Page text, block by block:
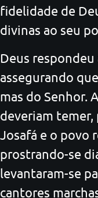
fidelidade de
divinas ao seu
Deus
assegurando
mas do Senhor.
deveriam temer,
Josafá e o povo
prostrando-se
levantaram-se
cantores